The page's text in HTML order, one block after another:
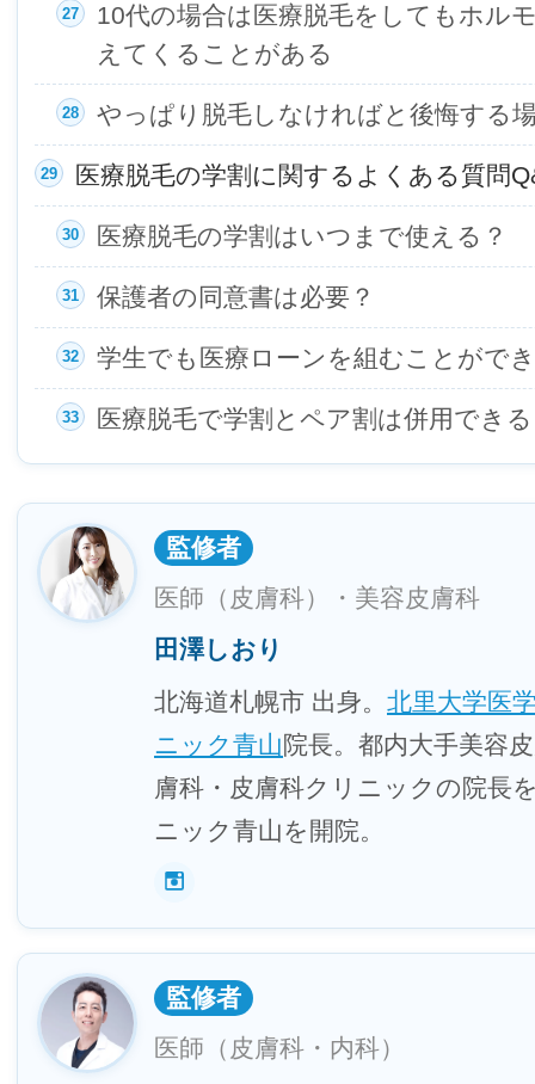
10代の場合は医療脱毛をしてもホル
えてくることがある
やっぱり脱毛しなければと後悔する
医療脱毛の学割に関するよくある質問
医療脱毛の学割はいつまで使える？
保護者の同意書は必要？
学生でも医療ローンを組むことがで
医療脱毛で学割とペア割は併用でき
監修者
医師（皮膚科）・美容皮膚科
田澤しおり
北海道札幌市 出身。 北里大学医
ニック青山院長。都内大手美容
膚科・皮膚科クリニックの院長
ニック青山を開院。
監修者
医師（皮膚科・内科）